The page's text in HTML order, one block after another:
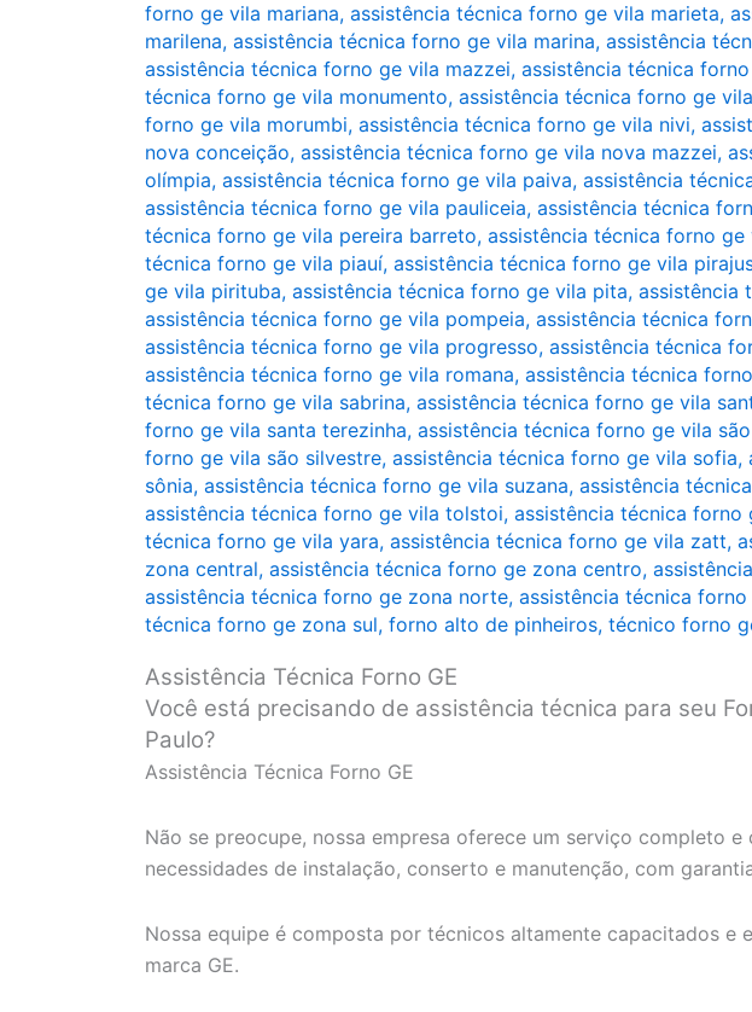
forno ge vila mariana, assistência técnica forno ge vila marieta,
marilena, assistência técnica forno ge vila marina, assistência
assistência técnica forno ge vila mazzei, assistência técnica
técnica forno ge vila monumento, assistência técnica forno ge
forno ge vila morumbi, assistência técnica forno ge vila nivi,
nova conceição, assistência técnica forno ge vila nova mazzei,
olímpia, assistência técnica forno ge vila paiva, assistência
assistência técnica forno ge vila pauliceia, assistência técnica
técnica forno ge vila pereira barreto, assistência técnica forno ge
técnica forno ge vila piauí, assistência técnica forno ge vila
ge vila pirituba, assistência técnica forno ge vila pita, assistência
assistência técnica forno ge vila pompeia, assistência técnica
assistência técnica forno ge vila progresso, assistência técnica
assistência técnica forno ge vila romana, assistência técnica
técnica forno ge vila sabrina, assistência técnica forno ge vila
forno ge vila santa terezinha, assistência técnica forno ge vila
forno ge vila são silvestre, assistência técnica forno ge vila sofia,
sônia, assistência técnica forno ge vila suzana, assistência
assistência técnica forno ge vila tolstoi, assistência técnica forno
técnica forno ge vila yara, assistência técnica forno ge vila zatt,
zona central, assistência técnica forno ge zona centro,
assistência técnica forno ge zona norte, assistência técnica
técnica forno ge zona sul, forno alto de pinheiros, técnico forno
Assistência Técnica Forno GE
Você está precisando de assistência técnica para seu
Paulo?
Assistência Técnica Forno GE
Não se preocupe, nossa empresa oferece um serviço completo
necessidades de instalação, conserto e manutenção, com
Nossa equipe é composta por técnicos altamente capacitados e
marca GE.